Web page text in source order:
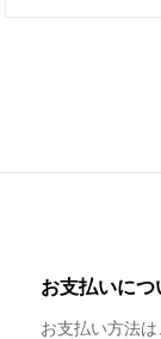
お支払いにつ
お支払い方法